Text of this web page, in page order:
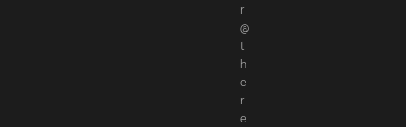
r
@
t
h
e
r
e